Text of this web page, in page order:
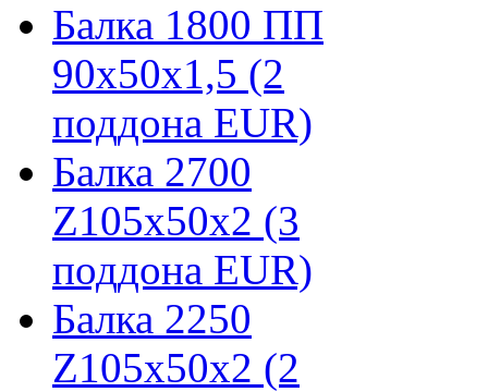
Балка 1800 ПП
90х50х1,5 (2
поддона EUR)
Балка 2700
Z105х50х2 (3
поддона EUR)
Балка 2250
Z105х50х2 (2